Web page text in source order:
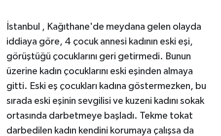
İstanbul , Kağıthane'de meydana gelen olayda
iddiaya göre, 4 çocuk annesi kadının eski eşi,
görüştüğü çocuklarını geri getirmedi. Bunun
üzerine kadın çocuklarını eski eşinden almaya
gitti. Eski eş çocukları kadına göstermezken, bu
sırada eski eşinin sevgilisi ve kuzeni kadını sokak
ortasında darbetmeye başladı. Tekme tokat
darbedilen kadın kendini korumaya çalışsa da